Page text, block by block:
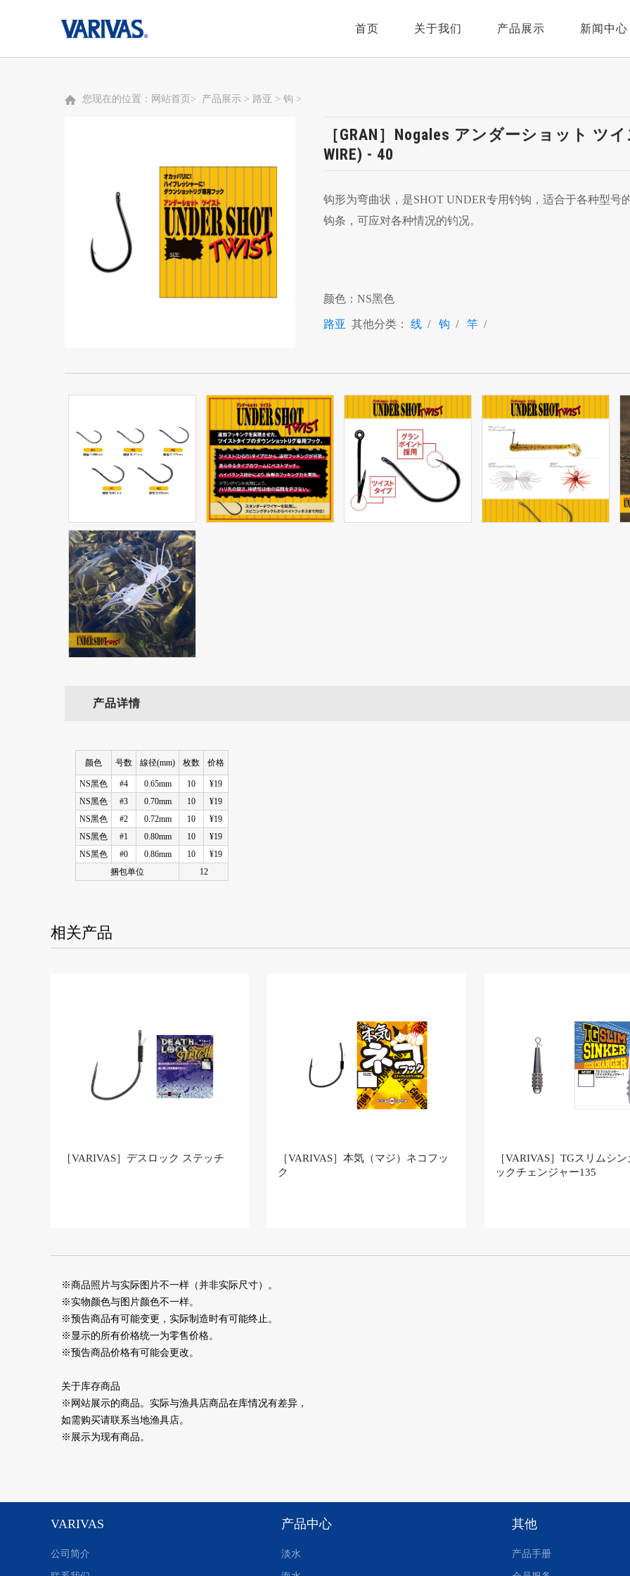
首页 关于我们 产品展示 新闻中心
您现在的位置： 网站首页 > 产品展示 > 路亚 > 钩 >
［GRAN］Nogales アンダーショット ツイ
WIRE) - 40
钩形为弯曲状，是SHOT UNDER专用钓钩，适合于各种型号
钩条，可应对各种情况的钓况。
颜色：NS黑色
路亚 其他分类： 线 / 钩 / 竿 /
产品详情
颜色 号数 線径(mm) 枚数 价格
NS黑色 #4 0.65mm 10
¥19
NS黑色
#3 0.70mm 10
¥19
NS黑色
#2 0.72mm 10
¥19
NS黑色
#1 0.80mm 10
¥19
NS黑色
#0 0.86mm 10
¥19
捆包单位
12
相关产品
［VARIVAS］デスロック ステッチ
［VARIVAS］本気（マジ）ネコフッ
ク
［VARIVAS］TGスリムシ
ックチェンジャー135
※商品照片与实际图片不一样（并非实际尺寸）。
※实物颜色与图片颜色不一样。
※预告商品有可能变更，实际制造时有可能终止。
※显示的所有价格统一为零售价格。
※预告商品价格有可能会更改。
关于库存商品
※网站展示的商品。实际与渔具店商品在库情况有差异，
如需购买请联系当地渔具店。
※展示为现有商品。
VARIVAS
公司简介
产品中心
淡水
其他
产品手册